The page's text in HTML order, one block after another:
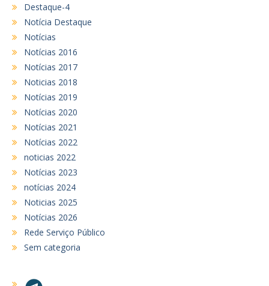
Destaque-4
Notícia Destaque
Notícias
Notícias 2016
Notícias 2017
Noticias 2018
Notícias 2019
Notícias 2020
Notícias 2021
Notícias 2022
noticias 2022
Notícias 2023
notícias 2024
Noticias 2025
Notícias 2026
Rede Serviço Público
Sem categoria